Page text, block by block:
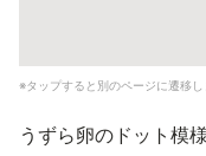
※タップすると別のページに遷移し
うずら卵のドット模